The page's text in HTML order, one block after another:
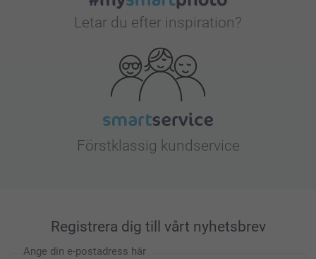
Letar du efter inspiration?
Förstklassig kundservice
Registrera dig till vårt nyhetsbrev
Ange din e-postadress här